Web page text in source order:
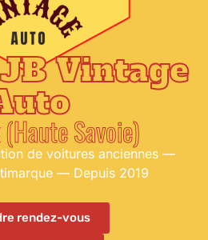
Vintage
Savoie)
de voitures anciennes —
— Depuis 2019
rendez-vous